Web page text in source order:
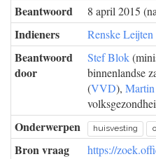
Beantwoord 8 april 2015
Indieners Renske Leijten
Beantwoord
door
Stef Blok
binnenlandse
(VVD),
Onderwerpen huisvesting
Bron vraag
https://